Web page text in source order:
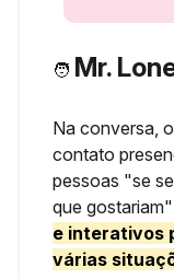
🧑 Mr.
Na conversa,
contato
pessoas "se
que
e interativos
várias